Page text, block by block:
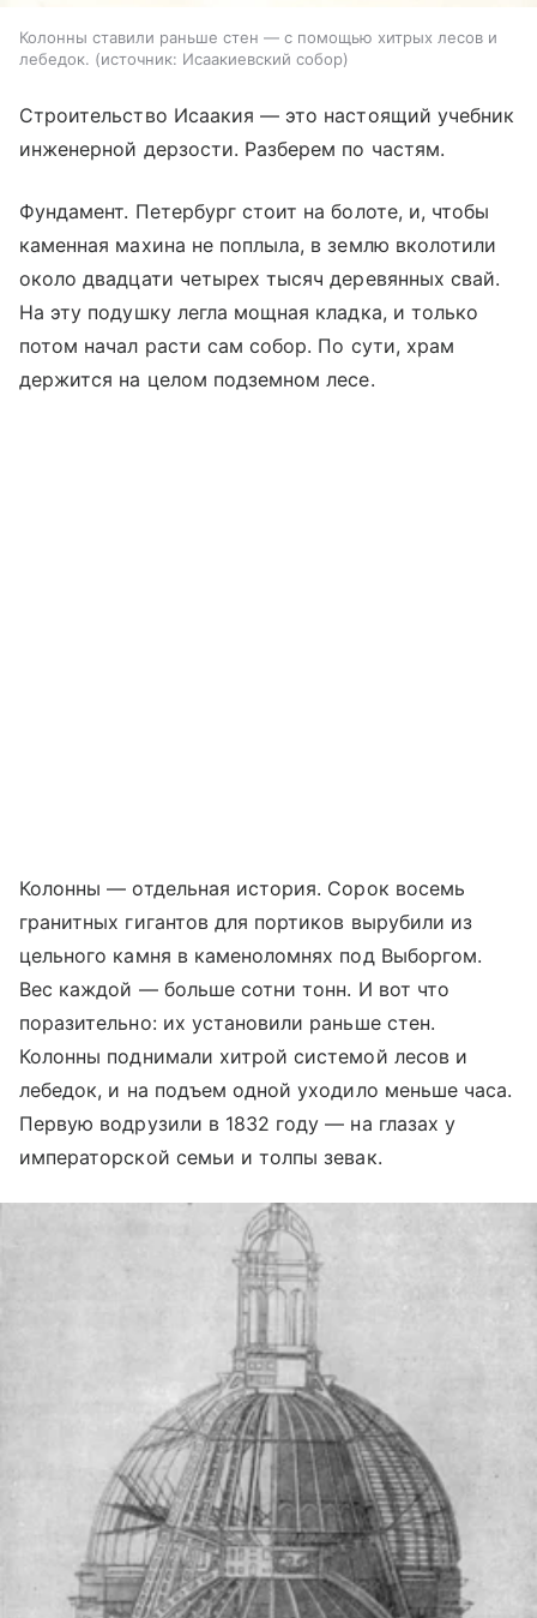
Колонны ставили раньше стен — с помощью хитрых лесов и
лебедок.
источник: Исаакиевский собор
Строительство Исаакия — это настоящий учебник
инженерной дерзости. Разберем по частям.
Фундамент. Петербург стоит на болоте, и, чтобы
каменная махина не поплыла, в землю вколотили
около двадцати четырех тысяч деревянных свай.
На эту подушку легла мощная кладка, и только
потом начал расти сам собор. По сути, храм
держится на целом подземном лесе.
Колонны — отдельная история. Сорок восемь
гранитных гигантов для портиков вырубили из
цельного камня в каменоломнях под Выборгом.
Вес каждой — больше сотни тонн. И вот что
поразительно: их установили раньше стен.
Колонны поднимали хитрой системой лесов и
лебедок, и на подъем одной уходило меньше часа.
Первую водрузили в 1832 году — на глазах у
императорской семьи и толпы зевак.